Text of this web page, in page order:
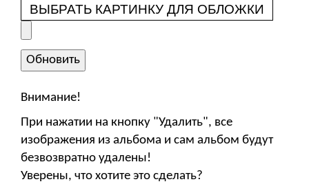
ВЫБРАТЬ КАРТИНКУ ДЛЯ ОБЛОЖКИ
Внимание!
При нажатии на кнопку "Удалить", все
изображения из альбома и сам альбом будут
безвозвратно удалены!
Уверены, что хотите это сделать?